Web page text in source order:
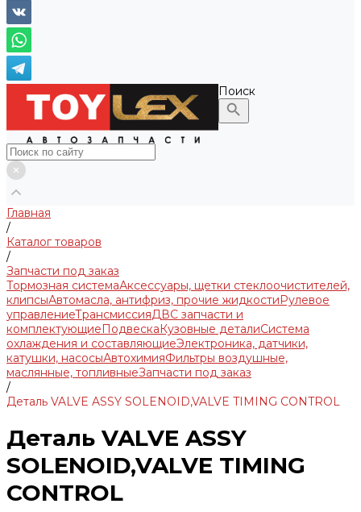
Поиск
Главная
/
Каталог товаров
/
Запчасти под заказ
Тормозная системаАксессуары, щетки стеклоочистителей,
клипсыАвтомасла, антифриз, прочие жидкостиРулевое
управлениеТрансмиссияДВС запчасти и
комплектующиеПодвескаКузовные деталиСистема
охлаждения и составляющиеЭлектроника, датчики,
катушки, насосыАвтохимияФильтры воздушные,
маслянные, топливныеЗапчасти под заказ
/
Деталь VALVE ASSY SOLENOID,VALVE TIMING CONTROL
Деталь VALVE ASSY
SOLENOID,VALVE TIMING
CONTROL